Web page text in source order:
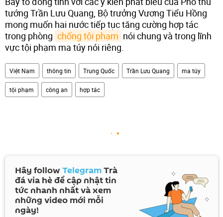
tướng Trần Lưu Quang, Bộ trưởng Vương Tiểu Hồng
mong muốn hai nước tiếp tục tăng cường hợp tác
trong phòng chống tội phạm nói chung và trong lĩnh
vực tội phạm ma túy nói riêng.
Việt Nam thông tin Trung Quốc Trần Lưu Quang ma túy
tội phạm công an hợp tác
Hãy follow TelegramTrà
đá vỉa hè để cập nhật tin
tức nhanh nhất và xem
những video mới mỗi
ngày!